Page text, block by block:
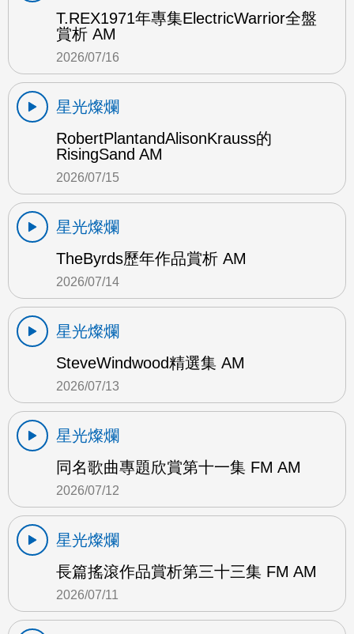
T.REX1971年專集ElectricWarrior全盤
賞析 AM
2026/07/16
星光燦爛
RobertPlantandAlisonKrauss的
RisingSand AM
2026/07/15
星光燦爛
TheByrds歷年作品賞析 AM
2026/07/14
星光燦爛
SteveWindwood精選集 AM
2026/07/13
星光燦爛
同名歌曲專題欣賞第十一集 FM AM
2026/07/12
星光燦爛
長篇搖滾作品賞析第三十三集 FM AM
2026/07/11